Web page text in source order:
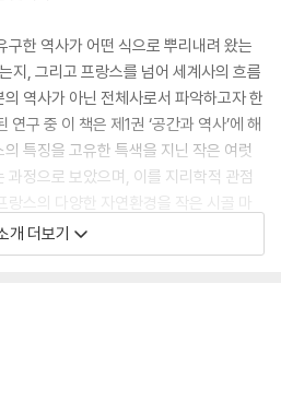
구한 역사가 어떤 식으로 뿌리내려 왔는
지, 그리고 프랑스를 넘어 세계사의 흐름
역사가 아닌 전체사로서 파악하고자 한
구 중 이 책은 제1권 ‘공간과 역사’에 해
특징을 고유한 특색을 지닌 작은 여럿
과정으로 보았으며, 이를 지리학적 관점
랑스의 다양한 자연환경을 작은 시골 마
, 이들을 연결한 행정 체계를 작은 단위
하였다. 그러고는 전체로서의 그림으로
계마저 페르낭 브로델의 놀라운 연구 자
에 묻어난 책이다.
개 더보기